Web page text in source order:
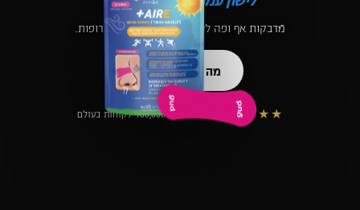
מדבקות אף ופה לשינה ולספורט — בלי תרופות.
מה מתאים לי?
★★★★★